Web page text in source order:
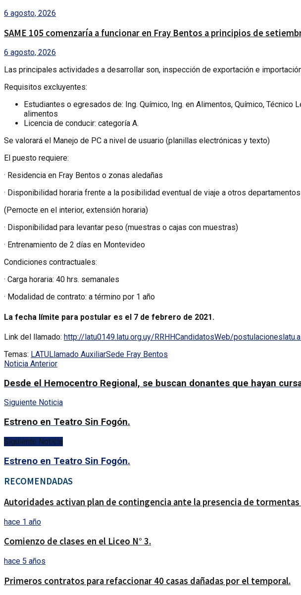
6 agosto, 2026
SAME 105 comenzaría a funcionar en Fray Bentos a principios de
6 agosto, 2026
Las principales actividades a desarrollar son, inspección de exportación e
Requisitos excluyentes:
Estudiantes o egresados de: Ing. Químico, Ing. en Alimentos, Químico,
alimentos
Licencia de conducir: categoría A.
Se valorará el Manejo de PC a nivel de usuario (planillas electrónicas y texto)
El puesto requiere:
· Residencia en Fray Bentos o zonas aledañas
· Disponibilidad horaria frente a la posibilidad eventual de viaje a otros
(Pernocte en el interior, extensión horaria)
· Disponibilidad para levantar peso (muestras o cajas con muestras)
· Entrenamiento de 2 días en Montevideo
Condiciones contractuales:
· Carga horaria: 40 hrs. semanales
· Modalidad de contrato: a término por 1 año
La fecha límite para postular es el 7 de febrero de 2021.
Link del llamado: http://latu0149.latu.org.uy/RRHHCandidatosWeb/
Temas: LATULlamado AuxiliarSede Fray Bentos
Noticia Anterior
Desde el Hemocentro Regional, se buscan donantes que hayan
Siguiente Noticia
Estreno en Teatro Sin Fogón.
Siguiente Noticia
Estreno en Teatro Sin Fogón.
RECOMENDADAS
Autoridades activan plan de contingencia ante la presencia de
hace 1 año
Comienzo de clases en el Liceo N° 3.
hace 5 años
Primeros contratos para refaccionar 40 casas dañadas por el temporal.